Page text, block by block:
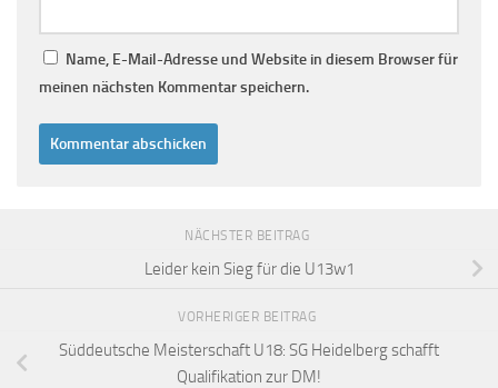
Name, E-Mail-Adresse und Website in diesem Browser für
meinen nächsten Kommentar speichern.
NÄCHSTER BEITRAG
Leider kein Sieg für die U13w1
VORHERIGER BEITRAG
Süddeutsche Meisterschaft U18: SG Heidelberg schafft
Qualifikation zur DM!